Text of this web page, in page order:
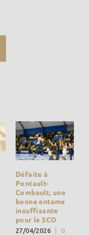
Défaite à
Pontault-
Combault, une
bonne entame
insuffisante
pour le SCO
27/04/2026 |
0